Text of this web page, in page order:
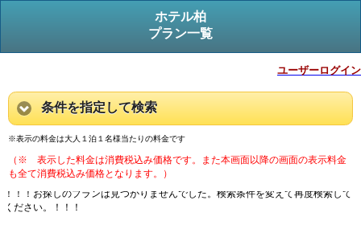
ホテル柏
プラン一覧
ユーザーログイン
条件を指定して検索
※表示の料金は大人１泊１名様当たりの料金です
（※ 表示した料金は消費税込み価格です。また本画面以降の画面の表示料金
も全て消費税込み価格となります。）
！！！お探しのプランは見つかりませんでした。検索条件を変えて再度検索して
ください。！！！